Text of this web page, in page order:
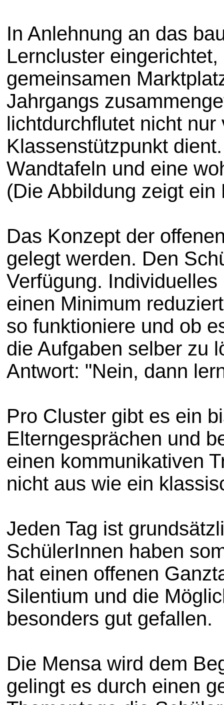
In Anlehnung an das
Lerncluster
gemeinsamen
Jahrgangs
lichtdurchflutet nicht
Klassenstützpunkt
Wandtafeln und eine
(Die Abbildung zeigt
Das Konzept der
gelegt werden. Den
Verfügung.
einen Minimum
so funktioniere und ob
die Aufgaben selber zu
Antwort: "Nein, dann
Pro Cluster gibt es ein
Elterngesprächen und
einen kommunikativen
nicht aus wie ein
Jeden Tag ist
SchülerInnen haben
hat einen offenen
Silentium und die
besonders gut gefallen.
Die Mensa wird dem
gelingt es durch einen